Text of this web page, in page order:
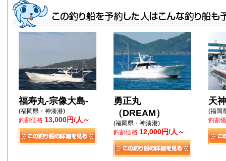
福寿丸-宗像大島-
(福岡県・神湊港)
釣割価格 13,000円/人～
勇正丸
（DREAM）
(福岡県・神湊港)
釣割価格 12,000円/人～
天
(福岡
釣割